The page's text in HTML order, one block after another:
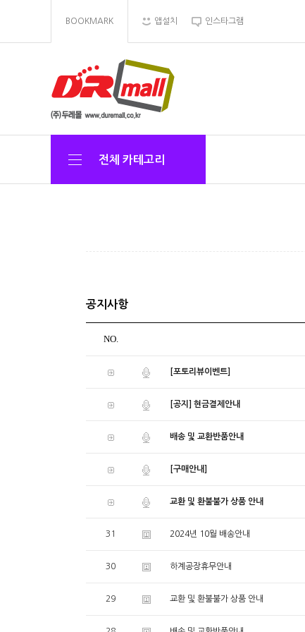
BOOKMARK 앱설치 인스타그램
전체 카테고리
공지사항
NO.
[포토리뷰이벤트]
[공지] 현금결제안내
배송 및 교환반품안내
[구매안내]
교환 및 환불불가 상품 안내
31 2024년 10월 배송안내
30 하계공장휴무안내
29 교환 및 환불불가 상품 안내